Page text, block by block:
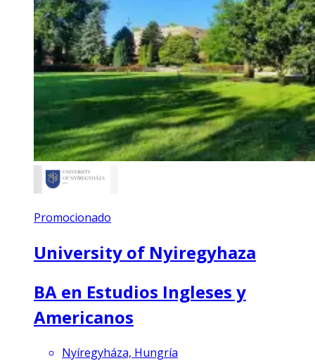
Promocionado
University of Nyiregyhaza
BA en Estudios Ingleses y
Americanos
Nyíregyháza, Hungría